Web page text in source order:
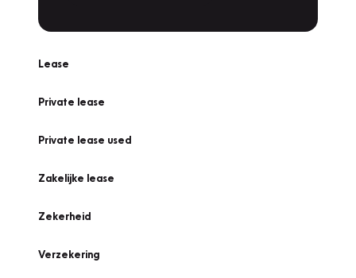
Lease
Private lease
Private lease used
Zakelijke lease
Zekerheid
Verzekering